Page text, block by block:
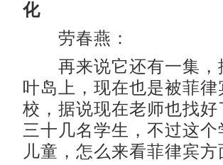
化
劳春燕：
再来说它还有一集，
叶岛上，现在也是被菲
校，据说现在老师也找
三十几名学生，不过这
儿童，怎么来看菲律宾